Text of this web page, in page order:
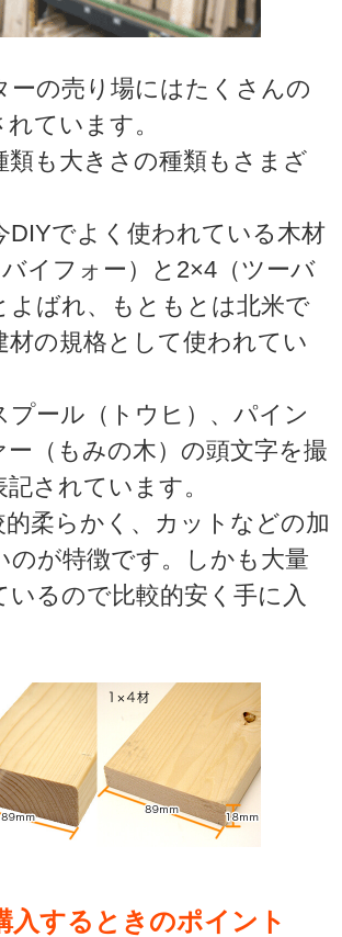
ーの売り場にはたくさんの
ています。
類も大きさの種類もさまざ
DIYでよく使われている木材
イフォー）と2×4（ツーバ
よばれ、もともとは北米で
材の規格として使われてい
プール（トウヒ）、パイン
ー（もみの木）の頭文字を撮
されています。
的柔らかく、カットなどの加
のが特徴です。しかも大量
いるので比較的安く手に入
入するときのポイント